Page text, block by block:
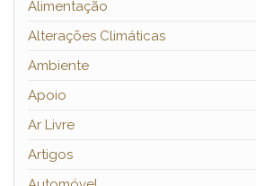
Alimentação
Alterações Climáticas
Ambiente
Apoio
Ar Livre
Artigos